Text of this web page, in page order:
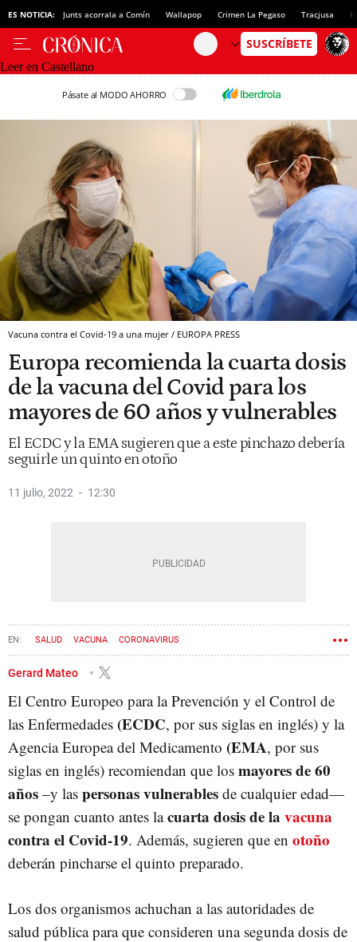
ES NOTICIA: Junts acorrala a Comín Wallapop Crimen La Pegaso Tracjusa
Leer en Castellano
Pásate al MODO AHORRO
Vacuna contra el Covid-19 a una mujer / EUROPA PRESS
Europa recomienda la cuarta dosis
de la vacuna del Covid para los
mayores de 60 años y vulnerables
El ECDC y la EMA sugieren que a este pinchazo debería
seguirle un quinto en otoño
11 julio, 2022 12:30
SALUD VACUNA CORONAVIRUS
Gerard Mateo
El Centro Europeo para la Prevención y el Control de
las Enfermedades (ECDC, por sus siglas en inglés) y la
Agencia Europea del Medicamento (EMA, por sus
siglas en inglés) recomiendan que los mayores de 60
años –y las personas vulnerables de cualquier edad—
se pongan cuanto antes lacuarta dosis de la vacuna
contra el Covid-19. Además, sugieren que en otoño
deberán pincharse el quinto preparado.
Los dos organismos achuchan a las autoridades de
salud pública para que consideren una segunda dosis de